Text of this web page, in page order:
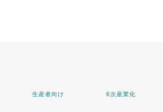
生産者向け 6次産業化